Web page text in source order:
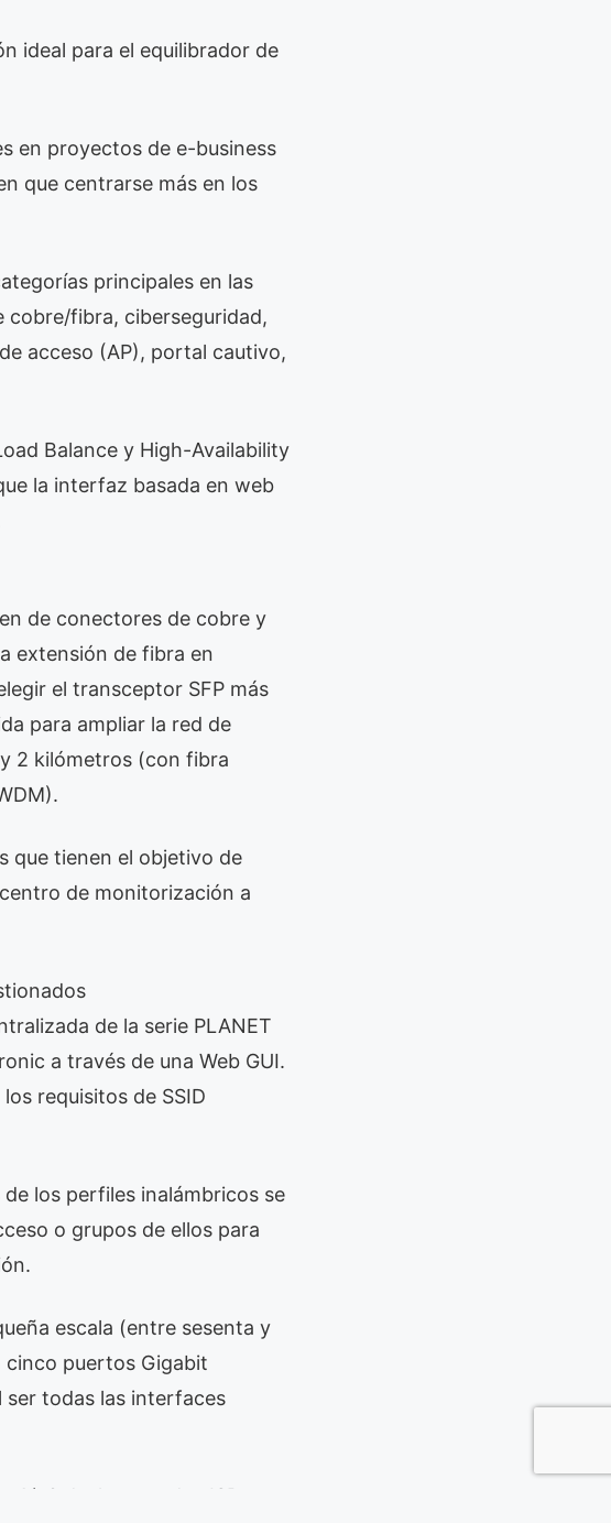
ideal para el equilibrador de
en proyectos de e-business
que centrarse más en los
principales en las
cobre/fibra, ciberseguridad,
acceso (AP), portal cautivo,
Balance y High-Availability
la interfaz basada en web
de conectores de cobre y
extensión de fibra en
el transceptor SFP más
para ampliar la red de
2 kilómetros (con fibra
que tienen el objetivo de
de monitorización a
de la serie PLANET
a través de una Web GUI.
requisitos de SSID
los perfiles inalámbricos se
o grupos de ellos para
escala (entre sesenta y
cinco puertos Gigabit
ser todas las interfaces
v6 duales con dos ISP